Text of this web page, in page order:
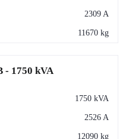
2309 A
11670 kg
- 1750 kVA
1750 kVA
2526 A
12090 kg